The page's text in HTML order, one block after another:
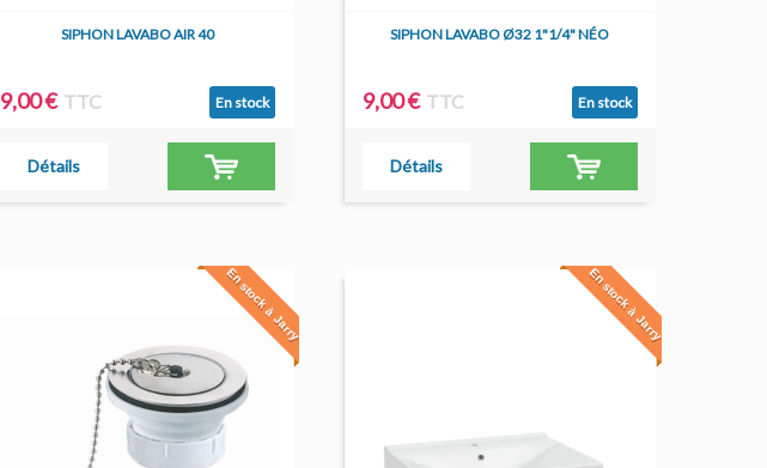
SIPHON LAVABO AIR 40
9,00 € TTC En stock
Détails
SIPHON LAVABO Ø32 1"1/4" NÉO
9,00 € TTC En stock
Détails
En stock à Jarry En stock à Jarry